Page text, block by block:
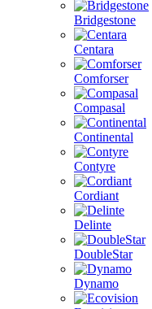
Bridgestone
Centara
Comforser
Compasal
Continental
Contyre
Cordiant
Delinte
DoubleStar
Dynamo